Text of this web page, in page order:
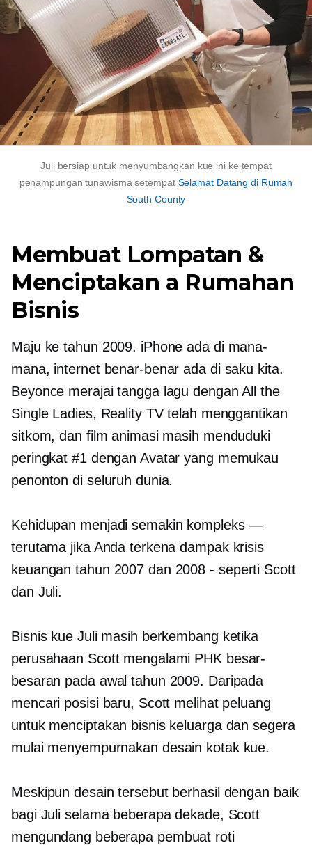
Juli bersiap untuk menyumbangkan kue ini ke tempat
penampungan tunawisma setempat Selamat Datang di Rumah
South County
Membuat Lompatan &
Menciptakan a Rumahan
Bisnis
Maju ke tahun 2009. iPhone ada di mana-
mana, internet benar-benar ada di saku kita.
Beyonce merajai tangga lagu dengan All the
Single Ladies, Reality TV telah menggantikan
sitkom, dan film animasi masih menduduki
peringkat #1 dengan Avatar yang memukau
penonton di seluruh dunia.
Kehidupan menjadi semakin kompleks —
terutama jika Anda terkena dampak krisis
keuangan tahun 2007 dan 2008- seperti Scott
dan Juli.
Bisnis kue Juli masih berkembang ketika
perusahaan Scott mengalami PHK besar-
besaran pada awal tahun 2009. Daripada
mencari posisi baru, Scott melihat peluang
untuk menciptakan bisnis keluarga dan segera
mulai menyempurnakan desain kotak kue.
Meskipun desain tersebut berhasil dengan baik
bagi Juli selama beberapa dekade, Scott
mengundang beberapa pembuat roti